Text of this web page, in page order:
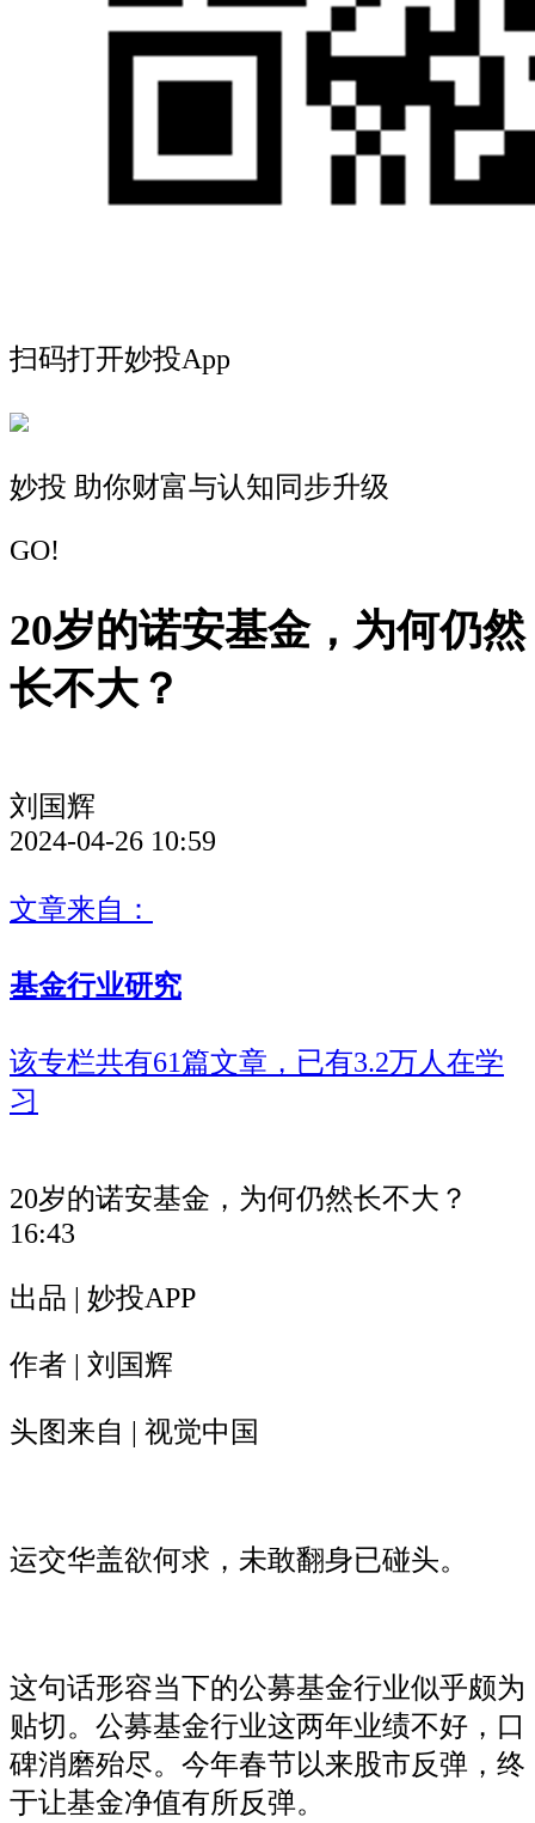
扫码打开妙投App
妙投 助你财富与认知同步升级
GO!
20岁的诺安基金，为何仍然
长不大？
刘国辉
2024-04-26 10:59
文章来自：
基金行业研究
该专栏共有61篇文章，已有3.2万人在学
习
20岁的诺安基金，为何仍然长不大？
16:43
出品 | 妙投APP
作者 | 刘国辉
头图来自 | 视觉中国
运交华盖欲何求，未敢翻身已碰头。
这句话形容当下的公募基金行业似乎颇为
贴切。公募基金行业这两年业绩不好，口
碑消磨殆尽。今年春节以来股市反弹，终
于让基金净值有所反弹。